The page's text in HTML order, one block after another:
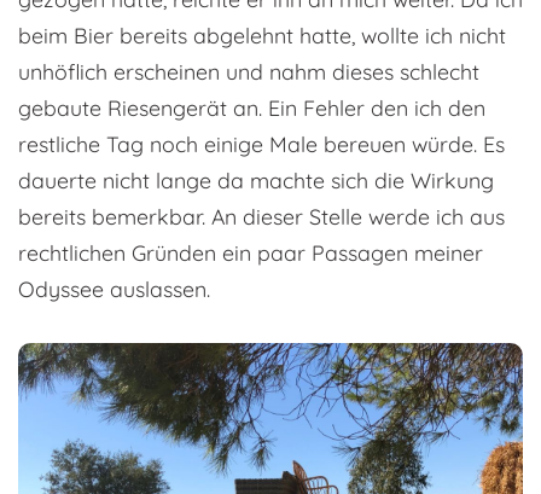
beim Bier bereits abgelehnt hatte, wollte ich nicht
unhöflich erscheinen und nahm dieses schlecht
gebaute Riesengerät an. Ein Fehler den ich den
restliche Tag noch einige Male bereuen würde. Es
dauerte nicht lange da machte sich die Wirkung
bereits bemerkbar. An dieser Stelle werde ich aus
rechtlichen Gründen ein paar Passagen meiner
Odyssee auslassen.